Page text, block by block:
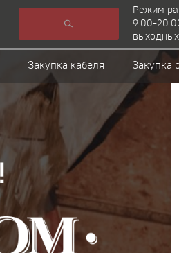
Режим
9:00-
выходных
Закупка кабеля Закупка